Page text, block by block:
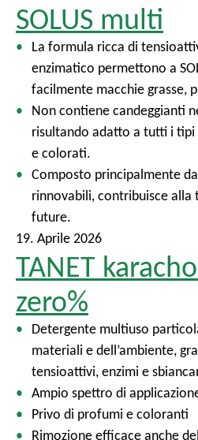
SOLUS multi
La formula ricca di
enzimatico permettono a
facilmente macchie grasse,
Non contiene candeggianti
risultando adatto a tutti i
e colorati.
Composto principalmente
rinnovabili, contribuisce alla
future.
19. Aprile 2026
TANET
zero%
Detergente multiuso
materiali e dell’ambiente,
tensioattivi, enzimi e
Ampio spettro di
Privo di profumi e coloranti
Rimozione efficace anche